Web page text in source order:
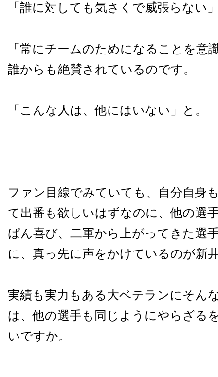
「誰に対しても気さくで威張らない
「常にチームのためになることを意
誰からも絶賛されているのです。
「こんな人は、他にはいない」と。
ファン目線でみていても、自分自身
て出番も欲しいはずなのに、他の選
ばん喜び、二軍から上がってきた選
に、真っ先に声をかけているのが新
実績も実力もある大ベテランにそん
は、他の選手も同じようにやらざる
いですか。